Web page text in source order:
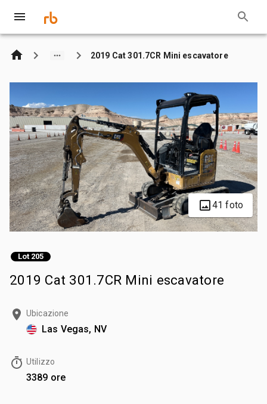
2019 Cat 301.7CR Mini escavatore
41 foto
Lot 205
2019 Cat 301.7CR Mini escavatore
Ubicazione
Las Vegas, NV
Utilizzo
3389 ore